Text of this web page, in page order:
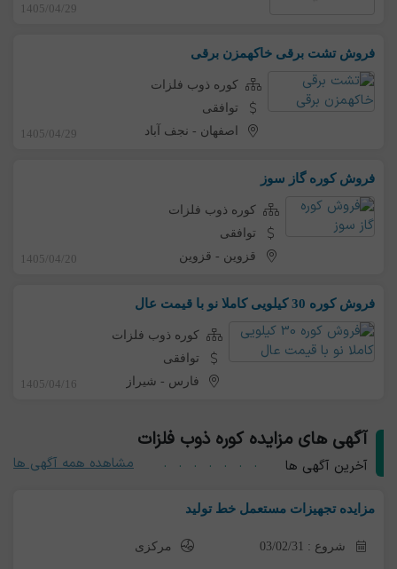
1405/04/29
فروش تشت برقی خاکهمزن برقی
کوره ذوب فلزات
توافقی
اصفهان - نجف آباد 1405/04/29
فروش کوره گاز سوز
کوره ذوب فلزات
توافقی
قزوین - قزوین 1405/04/20
فروش کوره 30 کیلویی کاملا نو با قیمت عال
کوره ذوب فلزات
توافقی
فارس - شیراز 1405/04/16
آگهی های مزایده کوره ذوب فلزات
آخرین آگهی ها مشاهده همه آگهی ها
مزایده تجهیزات مستعمل خط تولید
شروع : 03/02/31 مرکزی